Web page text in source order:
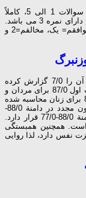
شیوه نمره گذاری این مقیاس به این ترتیب است: سوالات 1 الی 5، کاملاً
مخالفم = صفر، مخالفم= 1، موافقم=2 و کاملاً موافقم دارای نمره 3 می باشد.
همچنین در سؤالات 6 الی 10، کاملاً موافقم = صفر، موافقم= یک، مخالفم=2 و
را 9/0 ومقیاس پذیری آن را 7/0 گزارش کرده
است. ضرایب آالفای کرونباخ برای این مقیاس در نوبت اول 87/0 برای مردان و
86/0 برای زنان و در نوبت دوم 88/0 برای مردان و 87/0 برای زنان محاسبه شده
است (ماکیکانگاس و همکاران، 2004). همبستگی آزمون مجدد در دامنة 88/0-
82/0 و ضریب همسانی درونی یا آلفای کرونباخ در دامنة 88/0-77/0 قرار دارد.
بخشی (77/0) برخوردار است. همچنین همبستگی
نفس دارد، لذا روایی